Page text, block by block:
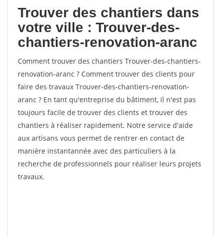
Trouver des chantiers dans
votre ville : Trouver-des-
chantiers-renovation-aranc
Comment trouver des chantiers Trouver-des-chantiers-
renovation-aranc ? Comment trouver des clients pour
faire des travaux Trouver-des-chantiers-renovation-
aranc ? En tant qu'entreprise du bâtiment, il n'est pas
toujours facile de trouver des clients et trouver des
chantiers à réaliser rapidement. Notre service d'aide
aux artisans vous permet de rentrer en contact de
manière instantannée avec des particuliers à la
recherche de professionnels pour réaliser leurs projets
travaux.